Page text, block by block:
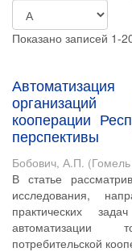
Показано записей 1-
организаций
кооперации
перспективы
Бобович, А.П. (
В статье
исследования,
практических
автоматизации
потребительской